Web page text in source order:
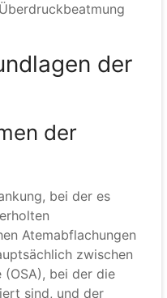
der
der
bei der es
Atemabflachungen
zwischen
bei der die
sind, und der